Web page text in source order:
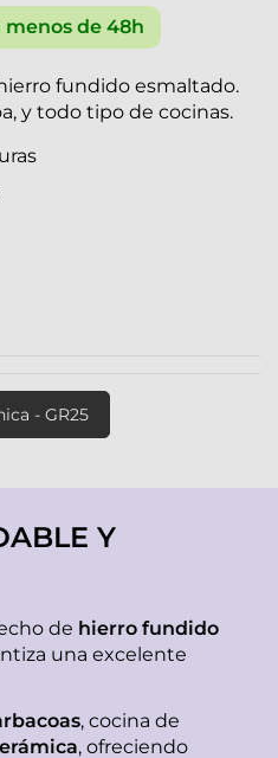
menos de 48h
fundido esmaltado.
y todo tipo de cocinas.
- GR25
Y
de hierro fundido
una excelente
, cocina de
, ofreciendo